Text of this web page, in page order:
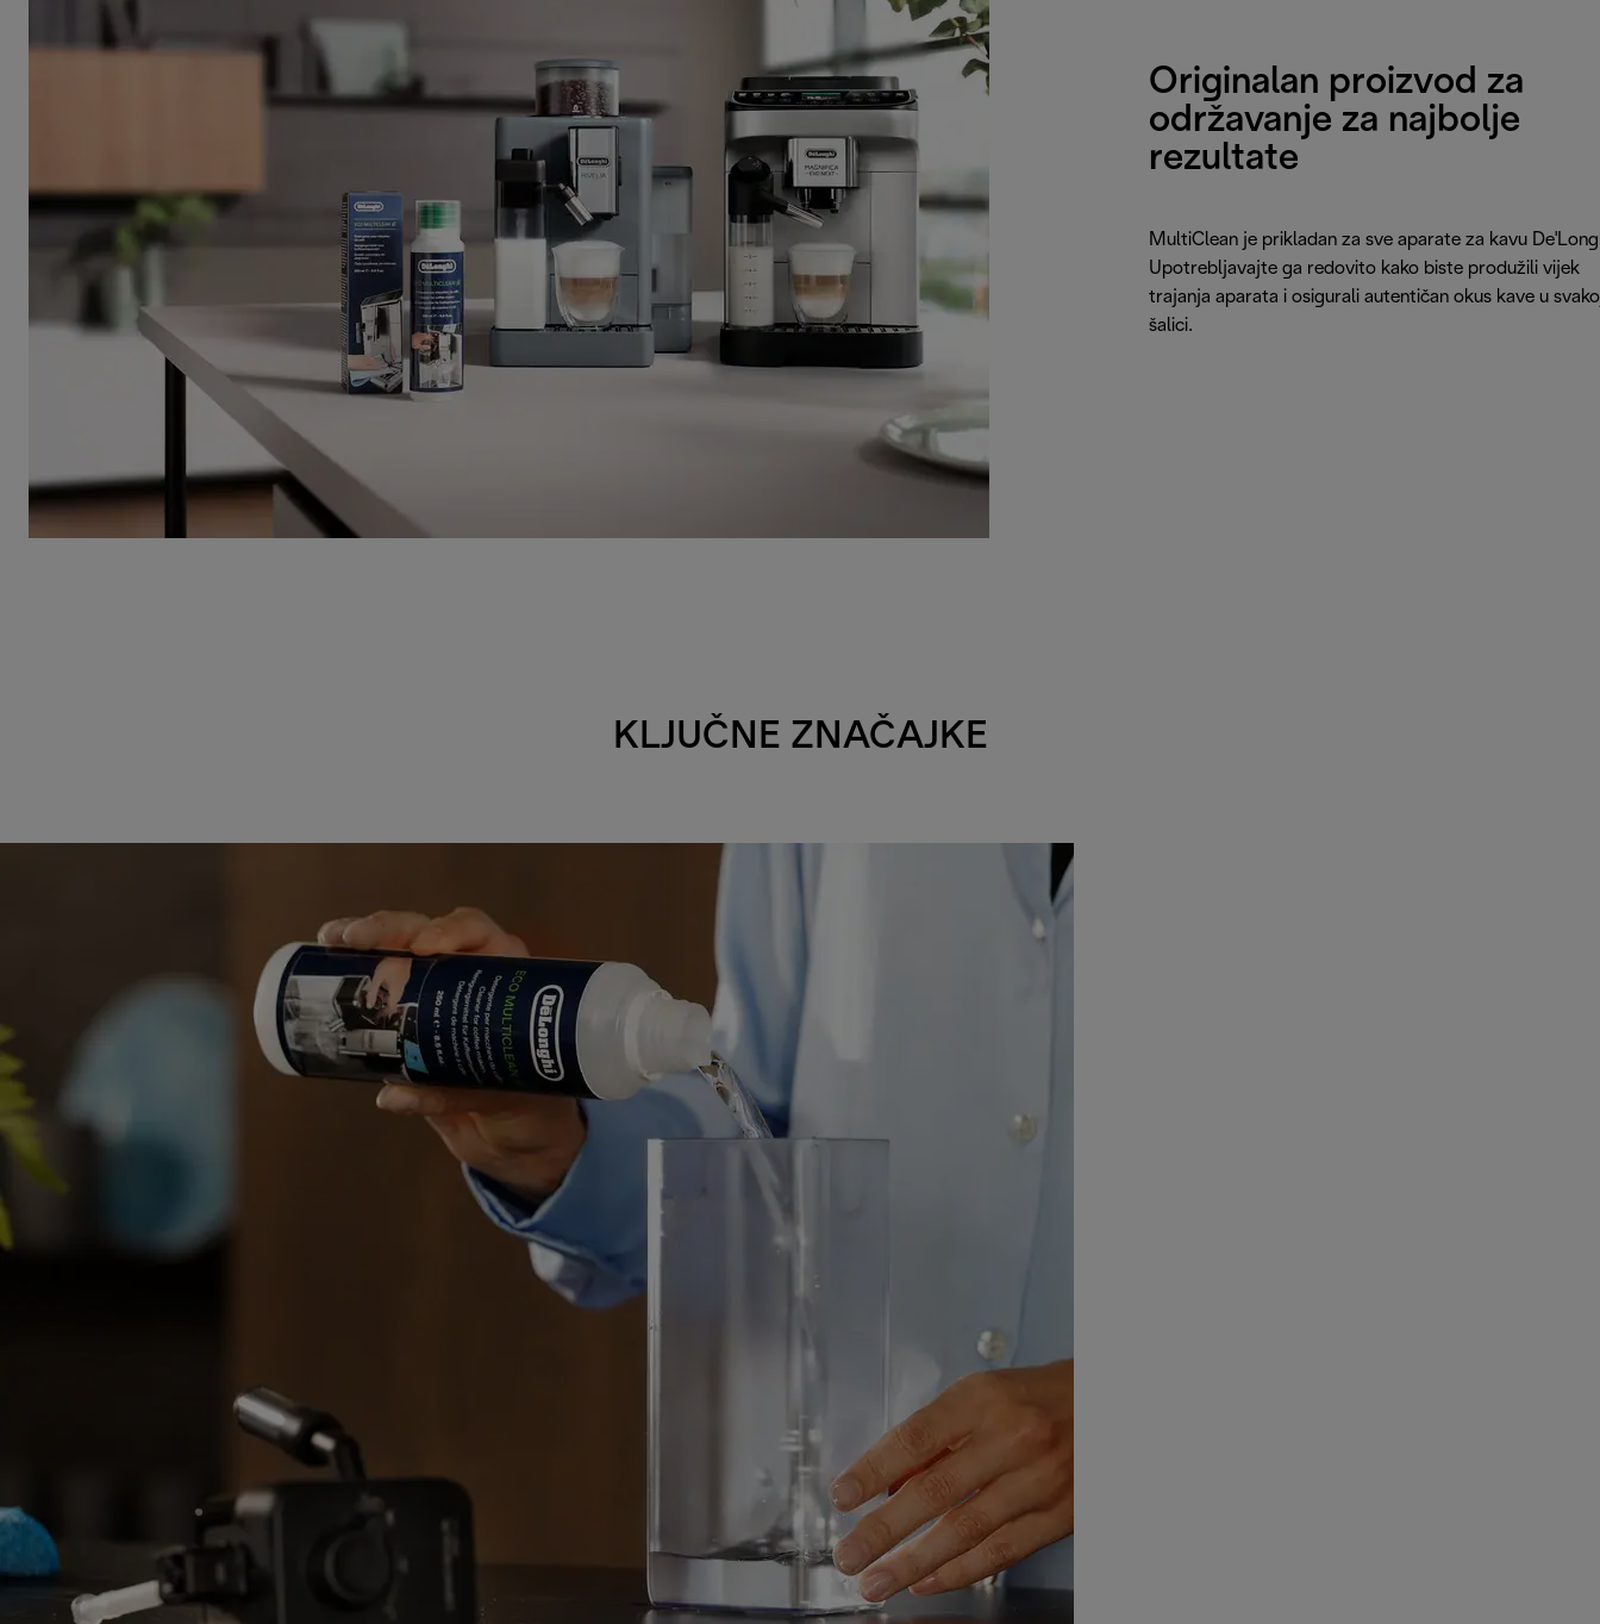
Originalan proizvod za
održavanje za najbolje
rezultate
MultiClean je prikladan za sve aparate za kavu
Upotrebljavajte ga redovito kako biste produžili vijek
trajanja aparata i osigurali autentičan okus kave u
šalici.
KLJUČNE ZNAČAJKE